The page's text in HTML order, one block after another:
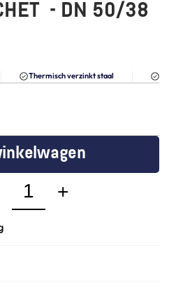
- DN 50/38
Thermisch verzinkt staal
+